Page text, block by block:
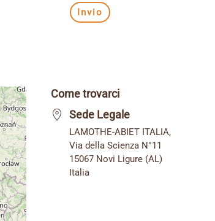
Invio
Come trovarci
Sede Legale
LAMOTHE-ABIET ITALIA,
Via della Scienza N°11
15067 Novi Ligure (AL)
Italia